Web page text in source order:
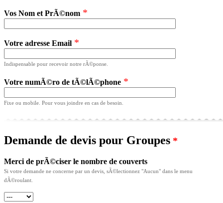
Vos Nom et PrÃ©nom *
Votre adresse Email *
Indispensable pour recevoir notre rÃ©ponse.
Votre numÃ©ro de tÃ©lÃ©phone *
Fixe ou mobile. Pour vous joindre en cas de besoin.
Demande de devis pour Groupes *
Merci de prÃ©ciser le nombre de couverts
Si votre demande ne concerne par un devis, sÃ©lectionnez "Aucun" dans le menu
dÃ©roulant.